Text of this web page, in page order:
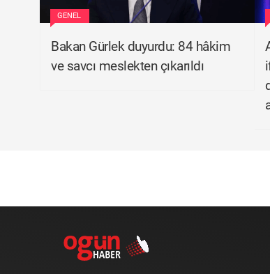
GENEL
Bakan Gürlek duyurdu: 84 hâkim
ve savcı meslekten çıkarıldı